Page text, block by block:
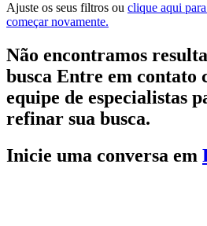
Ajuste os seus filtros ou clique aqui
começar novamente.
Não encontramos
busca Entre em contato
equipe de especialistas
refinar sua busca.
Inicie uma conversa em